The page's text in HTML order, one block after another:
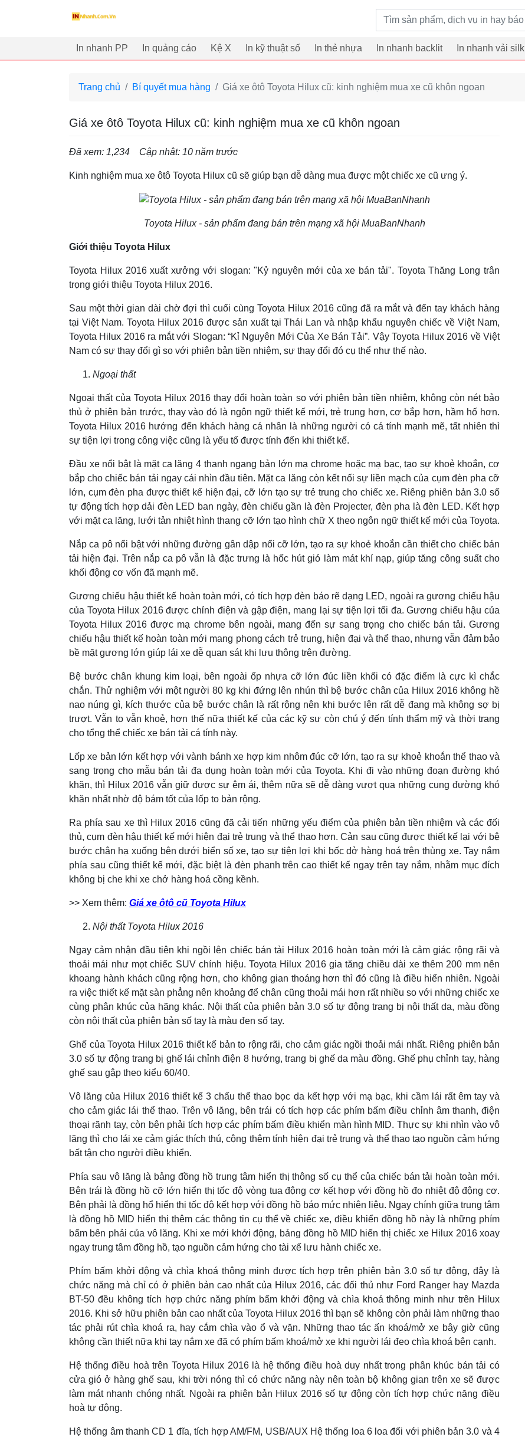
innhanh.com.vn Từ khoá tìm kiếm
In nhanh PP In quảng cáo Kệ X In kỹ thuật số In thẻ nhựa In nhanh backlit In nhanh vải silk
Trang chủ Bí quyết mua hàng Giá xe ôtô Toyota Hilux cũ: kinh nghiệm mua xe cũ khôn ngoan
Giá xe ôtô Toyota Hilux cũ: kinh nghiệm mua xe cũ khôn ngoan
Đã xem: 1,234 Cập nhât: 10 năm trước
Kinh nghiệm mua xe ôtô Toyota Hilux cũ sẽ giúp bạn dễ dàng mua được một chiếc xe cũ ưng ý.
Toyota Hilux - sản phẩm đang bán trên mạng xã hội MuaBanNhanh
Giới thiệu Toyota Hilux
Toyota Hilux 2016 xuất xưởng với slogan: "Kỷ nguyên mới của xe bán tải". Toyota Thăng Long trân
trọng giới thiệu Toyota Hilux 2016.
Sau một thời gian dài chờ đợi thì cuối cùng Toyota Hilux 2016 cũng đã ra mắt và đến tay khách hàng
tại Việt Nam. Toyota Hilux 2016 được sản xuất tại Thái Lan và nhập khẩu nguyên chiếc về Việt Nam,
Toyota Hilux 2016 ra mắt với Slogan: “Kỉ Nguyên Mới Của Xe Bán Tải”. Vậy Toyota Hilux 2016 về Việt
Nam có sự thay đổi gì so với phiên bản tiền nhiệm, sự thay đổi đó cụ thể như thế nào.
Ngoại thất
Ngoại thất của Toyota Hilux 2016 thay đổi hoàn toàn so với phiên bản tiền nhiệm, không còn nét bảo
thủ ở phiên bản trước, thay vào đó là ngôn ngữ thiết kế mới, trẻ trung hơn, cơ bắp hơn, hầm hố hơn.
Toyota Hilux 2016 hướng đến khách hàng cá nhân là những người có cá tính mạnh mẽ, tất nhiên thì
sự tiện lợi trong công việc cũng là yếu tố được tính đến khi thiết kế.
Đầu xe nổi bật là mặt ca lăng 4 thanh ngang bản lớn mạ chrome hoặc mạ bạc, tạo sự khoẻ khoắn, cơ
bắp cho chiếc bán tải ngay cái nhìn đầu tiên. Mặt ca lăng còn kết nối sự liền mạch của cụm đèn pha cỡ
lớn, cụm đèn pha được thiết kế hiện đại, cỡ lớn tạo sự trẻ trung cho chiếc xe. Riêng phiên bản 3.0 số
tự động tích hợp dải đèn LED ban ngày, đèn chiếu gần là đèn Projecter, đèn pha là đèn LED. Kết hợp
với mặt ca lăng, lưới tản nhiệt hình thang cỡ lớn tạo hình chữ X theo ngôn ngữ thiết kế mới của Toyota.
Nắp ca pô nổi bật với những đường gân dập nổi cỡ lớn, tạo ra sự khoẻ khoắn cần thiết cho chiếc bán
tải hiện đại. Trên nắp ca pô vẫn là đặc trưng là hốc hút gió làm mát khí nạp, giúp tăng công suất cho
khối động cơ vốn đã mạnh mẽ.
Gương chiếu hậu thiết kế hoàn toàn mới, có tích hợp đèn báo rẽ dạng LED, ngoài ra gương chiếu hậu
của Toyota Hilux 2016 được chỉnh điện và gập điện, mang lại sự tiện lợi tối đa. Gương chiếu hậu của
Toyota Hilux 2016 được mạ chrome bên ngoài, mang đến sự sang trọng cho chiếc bán tải. Gương
chiếu hậu thiết kế hoàn toàn mới mang phong cách trẻ trung, hiện đại và thể thao, nhưng vẫn đảm bảo
bề mặt gương lớn giúp lái xe dễ quan sát khi lưu thông trên đường.
Bệ bước chân khung kim loại, bên ngoài ốp nhựa cỡ lớn đúc liền khối có đặc điểm là cực kì chắc
chắn. Thử nghiệm với một người 80 kg khi đứng lên nhún thì bệ bước chân của Hilux 2016 không hề
nao núng gì, kích thước của bệ bước chân là rất rộng nên khi bước lên rất dễ đang mà không sợ bị
trượt. Vẫn to vẫn khoẻ, hơn thế nữa thiết kế của các kỹ sư còn chú ý đến tính thẩm mỹ và thời trang
cho tổng thể chiếc xe bán tải cá tính này.
Lốp xe bản lớn kết hợp với vành bánh xe hợp kim nhôm đúc cỡ lớn, tạo ra sự khoẻ khoắn thể thao và
sang trọng cho mẫu bán tải đa dụng hoàn toàn mới của Toyota. Khi đi vào những đoạn đường khó
khăn, thì Hilux 2016 vẫn giữ được sự êm ái, thêm nữa sẽ dễ dàng vượt qua những cung đường khó
khăn nhất nhờ độ bám tốt của lốp to bản rộng.
Ra phía sau xe thì Hilux 2016 cũng đã cải tiến những yếu điểm của phiên bản tiền nhiệm và các đối
thủ, cụm đèn hậu thiết kế mới hiện đại trẻ trung và thể thao hơn. Cản sau cũng được thiết kế lại với bệ
bước chân hạ xuống bên dưới biển số xe, tạo sự tiện lợi khi bốc dở hàng hoá trên thùng xe. Tay nắm
phía sau cũng thiết kế mới, đặc biệt là đèn phanh trên cao thiết kế ngay trên tay nắm, nhằm mục đích
không bị che khi xe chở hàng hoá cồng kềnh.
>> Xem thêm: Giá xe ôtô cũ Toyota Hilux
Nội thất Toyota Hilux 2016
Ngay cảm nhận đầu tiên khi ngồi lên chiếc bán tải Hilux 2016 hoàn toàn mới là cảm giác rộng rãi và
thoải mái như mọt chiếc SUV chính hiệu. Toyota Hilux 2016 gia tăng chiều dài xe thêm 200 mm nên
khoang hành khách cũng rộng hơn, cho không gian thoáng hơn thì đó cũng là điều hiển nhiên. Ngoài
ra việc thiết kế mặt sàn phẳng nên khoảng để chân cũng thoải mái hơn rất nhiều so với những chiếc xe
cùng phân khúc của hãng khác. Nội thất của phiên bản 3.0 số tự động trang bị nội thất da, màu đồng
còn nội thất của phiên bản số tay là màu đen số tay.
Ghế của Toyota Hilux 2016 thiết kế bản to rộng rãi, cho cảm giác ngồi thoải mái nhất. Riêng phiên bản
3.0 số tự động trang bị ghế lái chỉnh điện 8 hướng, trang bị ghế da màu đồng. Ghế phụ chỉnh tay, hàng
ghế sau gập theo kiểu 60/40.
Vô lăng của Hilux 2016 thiết kế 3 chấu thể thao bọc da kết hợp với mạ bạc, khi cầm lái rất êm tay và
cho cảm giác lái thể thao. Trên vô lăng, bên trái có tích hợp các phím bấm điều chỉnh âm thanh, điện
thoại rãnh tay, còn bên phải tích hợp các phím bấm điều khiển màn hình MID. Thực sự khi nhìn vào vô
lăng thì cho lái xe cảm giác thích thú, cộng thêm tính hiện đại trẻ trung và thể thao tạo nguồn cảm hứng
bất tận cho người điều khiển.
Phía sau vô lăng là bảng đồng hồ trung tâm hiển thị thông số cụ thể của chiếc bán tải hoàn toàn mới.
Bên trái là đồng hồ cỡ lớn hiển thị tốc độ vòng tua động cơ kết hợp với đồng hồ đo nhiệt độ động cơ.
Bên phải là đồng hổ hiển thị tốc độ kết hợp với đồng hồ báo mức nhiên liệu. Ngay chính giữa trung tâm
là đồng hồ MID hiển thị thêm các thông tin cụ thể về chiếc xe, điều khiển đồng hồ này là những phím
bấm bên phải của vô lăng. Khi xe mới khởi động, bảng đồng hồ MID hiển thị chiếc xe Hilux 2016 xoay
ngay trung tâm đồng hồ, tạo nguồn cảm hứng cho tài xế lưu hành chiếc xe.
Phím bấm khởi động và chìa khoá thông minh được tích hợp trên phiên bản 3.0 số tự động, đây là
chức năng mà chỉ có ở phiên bản cao nhất của Hilux 2016, các đối thủ như Ford Ranger hay Mazda
BT-50 đều không tích hợp chức năng phím bấm khởi động và chìa khoá thông minh như trên Hilux
2016. Khi sở hữu phiên bản cao nhất của Toyota Hilux 2016 thì bạn sẽ không còn phải làm những thao
tác phải rút chìa khoá ra, hay cắm chìa vào ổ và vặn. Những thao tác ấn khoá/mở xe bây giờ cũng
không cần thiết nữa khi tay nắm xe đã có phím bấm khoá/mở xe khi người lái đeo chìa khoá bên cạnh.
Hệ thống điều hoà trên Toyota Hilux 2016 là hệ thống điều hoà duy nhất trong phân khúc bán tải có
cửa gió ở hàng ghế sau, khi trời nóng thì có chức năng này nên toàn bộ không gian trên xe sẽ được
làm mát nhanh chóng nhất. Ngoài ra phiên bản Hilux 2016 số tự động còn tích hợp chức năng điều
hoà tự động.
Hệ thống âm thanh CD 1 đĩa, tích hợp AM/FM, USB/AUX Hệ thống loa 6 loa đối với phiên bản 3.0 và 4